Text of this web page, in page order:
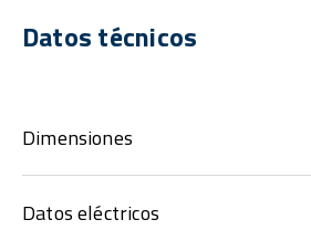
Datos técnicos
Dimensiones
Datos eléctricos